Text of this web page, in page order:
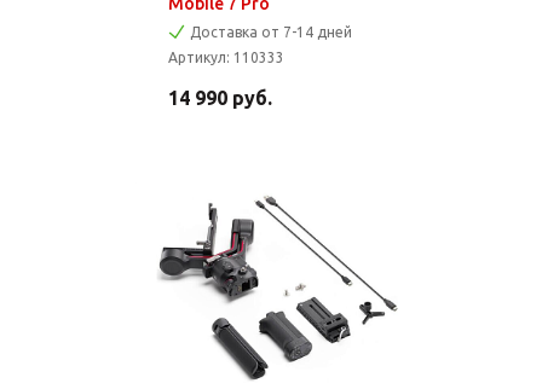
Доставка от 7-14 дней
Артикул: 110333
14 990 руб.